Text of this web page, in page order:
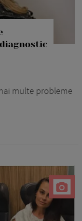
multe probleme